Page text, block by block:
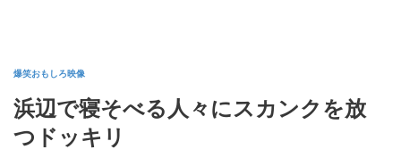
爆笑おもしろ映像
浜辺で寝そべる人々にスカンクを放
つドッキリ